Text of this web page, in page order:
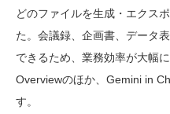
どのファイルを生成・エクス
た。会議録、企画書、データ
できるため、業務効率が大幅
Overviewのほか、Gemini in
す。